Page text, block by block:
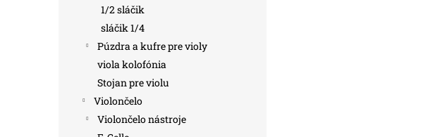
1/2 sláčik
sláčik 1/4
Púzdra a kufre pre violy
viola kolofónia
Stojan pre violu
Violončelo
Violončelo nástroje